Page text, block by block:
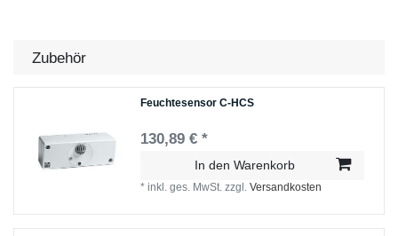
Zubehör
Feuchtesensor C-HCS
130,89 € *
In den Warenkorb
*inkl. ges. MwSt. zzgl.Versandkosten